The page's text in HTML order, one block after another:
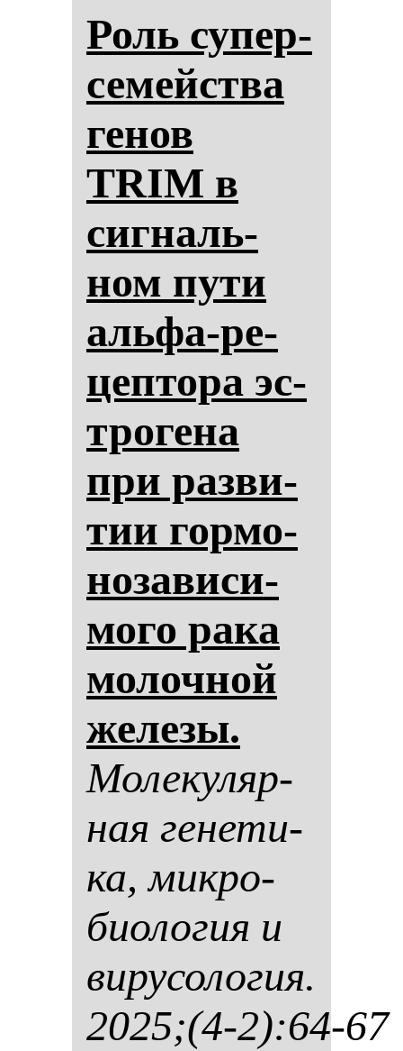
Роль су­пер­
се­мейства
ге­нов
TRIM в
сиг­наль­
ном пу­ти
аль­фа-ре­
цеп­то­ра эс­
тро­ге­на
при раз­ви­
тии гор­мо­
но­за­ви­си­
мо­го ра­ка
мо­лоч­ной
же­ле­зы.
Мо­ле­ку­ляр­
ная ге­не­ти­
ка, мик­ро­
би­оло­гия и
ви­ру­со­ло­гия.
2025;(4-2):64-67